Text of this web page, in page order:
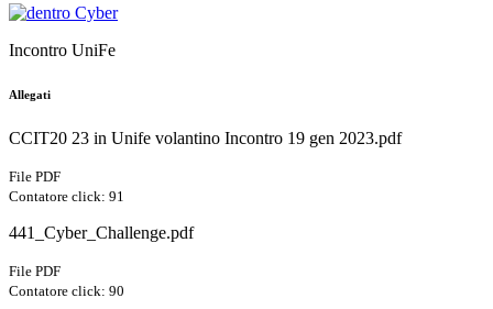
Incontro UniFe
Allegati
CCIT20 23 in Unife volantino Incontro 19 gen 2023.pdf
File PDF
Contatore click: 91
441_Cyber_Challenge.pdf
File PDF
Contatore click: 90